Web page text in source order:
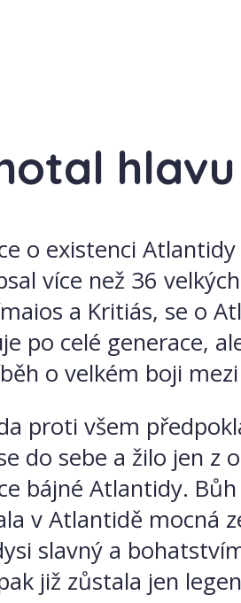
hlavu
o existenci
více než 36
a Kritiás, se o
po celé generace,
o velkém boji
proti všem
do sebe a žilo jen
bájné Atlantidy.
v Atlantidě mocná
slavný a
již zůstala jen